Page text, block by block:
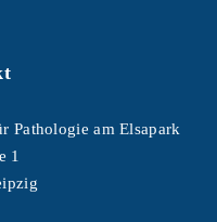
Pathologie am Elsapark
1